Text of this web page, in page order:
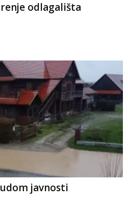
odlagališta
javnosti